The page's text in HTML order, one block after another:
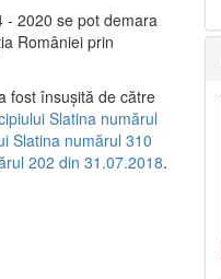
- 2020 se pot demara
României prin
fost însuşită de către
Slatina numărul
Slatina numărul 310
202 din 31.07.2018.